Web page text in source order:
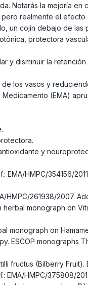
Notarás la mejoría en
realmente el
un cojín debajo de las
protectora
y disminuir la
los vasos y
(EMA)
y
HMPC/354156/
HMPC/261938/2007.
monograph on
on
ESCOP monographs
fructus (Bilberry Fruit).
EMA/HMPC/375808/